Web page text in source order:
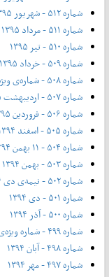
شماره ۵۱۲ - شهریور ۱۳۹۵
شماره ۵۱۱ - مرداد ۱۳۹۵
شماره ۵۱۰ - تیر ۱۳۹۵
شماره ۵۰۹ - خرداد ۱۳۹۵
شماره ۵۰۸ - شماره‌ی ویژه بهار
شماره ۵۰۷ - اردیبهشت ۱۳۹۵
شماره ۵۰۶ - فروردین ۱۳۹۵
شماره ۵۰۵ - اسفند ۱۳۹۴
شماره ۵۰۴ - ۱۱ بهمن ۱۳۹۴ - ویژه‌ی جشنواره فیلم فجر
شماره ۵۰۳ - بهمن ۱۳۹۴
شماره ۵۰۲ - نیمه‌ی دی ۱۳۹۴
شماره ۵۰۱ - دی ۱۳۹۴
شماره ۵۰۰ - آذر ۱۳۹۴
شماره ۴۹۹ - شماره ویژه‌ی پاییز ۱۳۹۴
شماره ۴۹۸ - آبان ۱۳۹۴
شماره ۴۹۷ - مهر ۱۳۹۴